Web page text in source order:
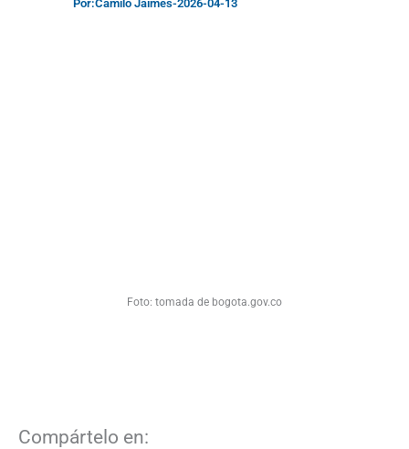
Por:Camilo Jaimes-2026-04-13
Foto: tomada de bogota.gov.co
Compártelo en: